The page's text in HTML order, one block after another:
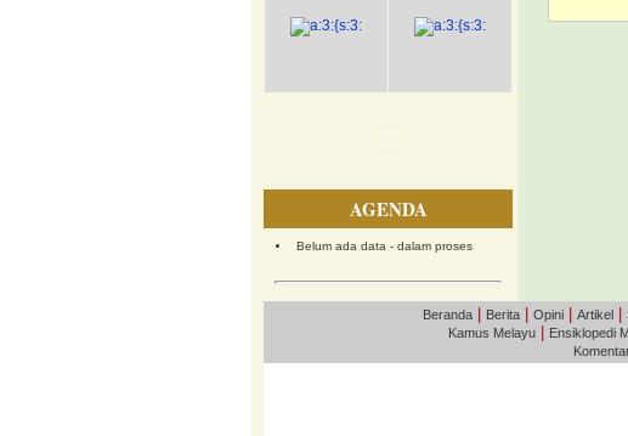
AGENDA
Belum ada data - dalam proses
Beranda Berita Opini Artikel
Kamus Melayu
Ensiklopedi